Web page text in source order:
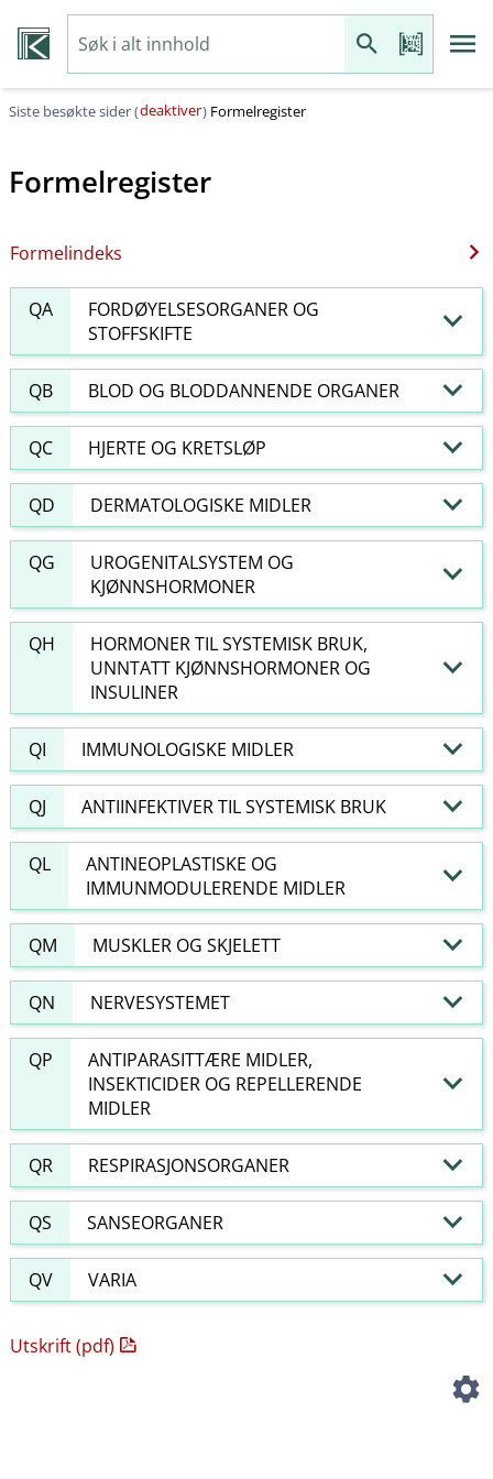
Siste besøkte sider (deaktiver) Formelregister
Formelregister
Formelindeks
QA
FORDØYELSESORGANER OG
STOFFSKIFTE
QB BLOD OG BLODDANNENDE ORGANER
QC HJERTE OG KRETSLØP
QD DERMATOLOGISKE MIDLER
QG
UROGENITALSYSTEM OG
KJØNNSHORMONER
QH
HORMONER TIL SYSTEMISK BRUK,
UNNTATT KJØNNSHORMONER OG
INSULINER
QI IMMUNOLOGISKE MIDLER
QJ ANTIINFEKTIVER TIL SYSTEMISK BRUK
QL
ANTINEOPLASTISKE OG
IMMUNMODULERENDE MIDLER
QM MUSKLER OG SKJELETT
QN NERVESYSTEMET
QP
ANTIPARASITTÆRE MIDLER,
INSEKTICIDER OG REPELLERENDE
MIDLER
QR RESPIRASJONSORGANER
QS SANSEORGANER
QV VARIA
Utskrift (pdf)